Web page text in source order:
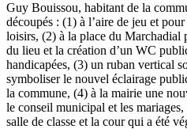
Guy Bouissou, habitant de la
découpés : (1) à l’aire de jeu et
loisirs, (2) à la place du Marchadial
du lieu et la création d’un WC
handicapées, (3) un ruban vertical
symboliser le nouvel éclairage
la commune, (4) à la mairie une
le conseil municipal et les
salle de classe et la cour qui a été